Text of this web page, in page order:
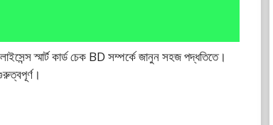
কার্ড চেক BD সম্পর্কে জানুন সহজ পদ্ধতিতে।